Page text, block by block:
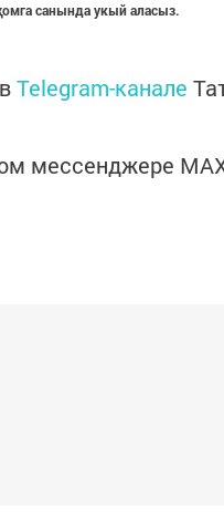
санында укый аласыз.
Telegram-канале
мессенджере